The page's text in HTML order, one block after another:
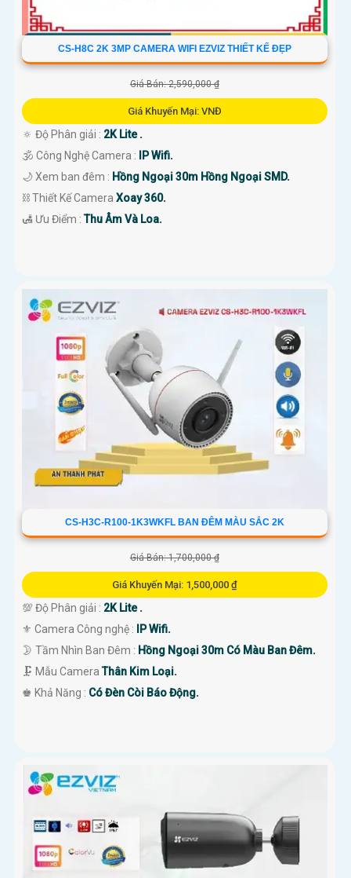
CS-H8C 2K 3MP CAMERA WIFI EZVIZ THIẾT KẾ ĐẸP
Giá Bán: 2,590,000 ₫
Giá Khuyến Mại: VNĐ
🔅 Độ Phân giải : 2K Lite .
🕉️ Công Nghệ Camera :
IP Wifi.
🌙 Xem ban đêm : Hồng Ngoại 30m Hồng Ngoại SMD.
⛓ Thiết Kế Camera Xoay 360.
️🛃 Ưu Điểm :Thu Âm Và Loa.
CS-H3C-R100-1K3WKFL BAN ĐÊM MÀU SẮC 2K
Giá Bán: 1,700,000 ₫
Giá Khuyến Mại: 1,500,000 ₫
💯 Độ Phân giải : 2K Lite .
⚜️ Camera Công nghệ :
IP Wifi.
🌛 Tầm Nhìn Ban Đêm : Hồng Ngoại 30m Có Màu Ban Đêm.
🗜️ Mẫu CameraThân Kim Loại.
️♚ Khả Năng : Có Đèn Còi Báo Động.